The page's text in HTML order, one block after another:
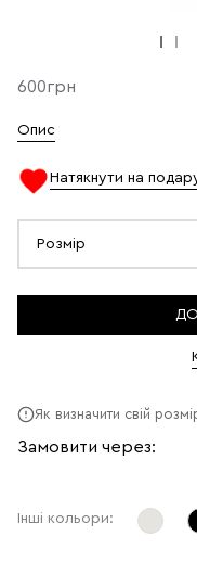
600грн
Опис
Натякнути на
Розмір
Як визначити свій
Замовити через:
Інші кольори: